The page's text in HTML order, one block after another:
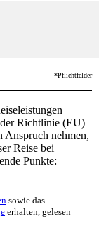
*Pflichtfelder
der Richtlinie (EU)
Anspruch nehmen,
Reise bei
Punkte:
sowie das
erhalten, gelesen